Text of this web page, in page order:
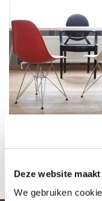
Deze website
We gebruiken